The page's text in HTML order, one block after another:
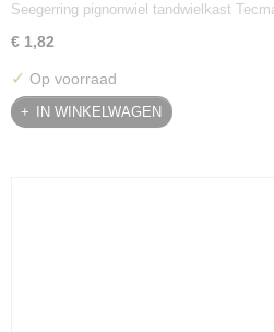
Seegerring pignonwiel tandwielkast
€ 1,82
✓ Op voorraad
IN WINKELWAGEN